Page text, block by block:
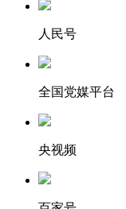
人民号
全国党媒平台
央视频